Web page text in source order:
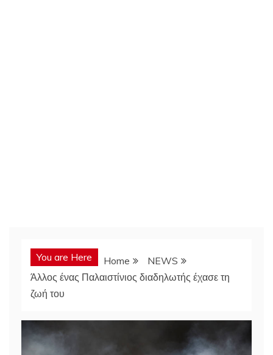
You are Here Home
NEWS
Άλλος ένας Παλαιστίνιος διαδηλωτής έχασε τη
ζωή του